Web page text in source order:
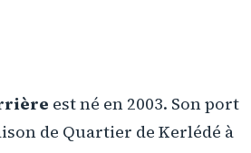
est né en 2003. Son port
de Quartier de Kerlédé à